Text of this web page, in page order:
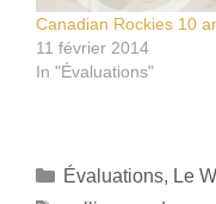
Canadian Rockies 10
11 février 2014
In "Évaluations"
Catégories
Évaluations, Le